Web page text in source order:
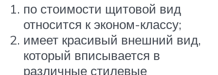
по стоимости щитовой вид
относится к эконом-классу;
имеет красивый внешний вид,
который вписывается в
различные стилевые